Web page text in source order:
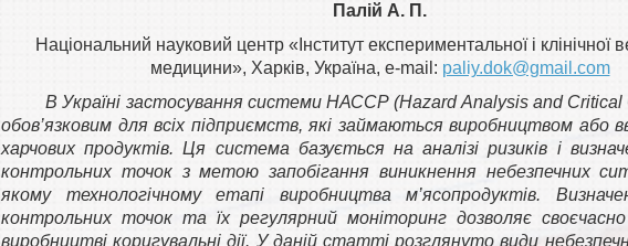
Палій А. П.
Національний науковий центр «Інститут експериментальної і клінічної
медицини», Харків, Україна, e-mail: paliy.dok@gmail.com
В Україні застосування системи НАССР (Hazard Analysis and Critical
обов’язковим для всіх підприємств, які займаються виробництвом або
харчових продуктів. Ця система базується на аналізі ризиків і
контрольних точок з метою запобігання виникнення небезпечних
якому технологічному етапі виробництва м’ясопродуктів.
контрольних точок та їх регулярний моніторинг дозволяє
виробництві коригувальні дії. У даній статті розглянуто види